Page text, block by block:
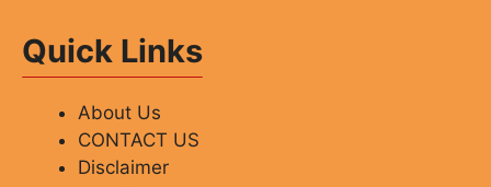
Quick Links
About Us
CONTACT US
Disclaimer